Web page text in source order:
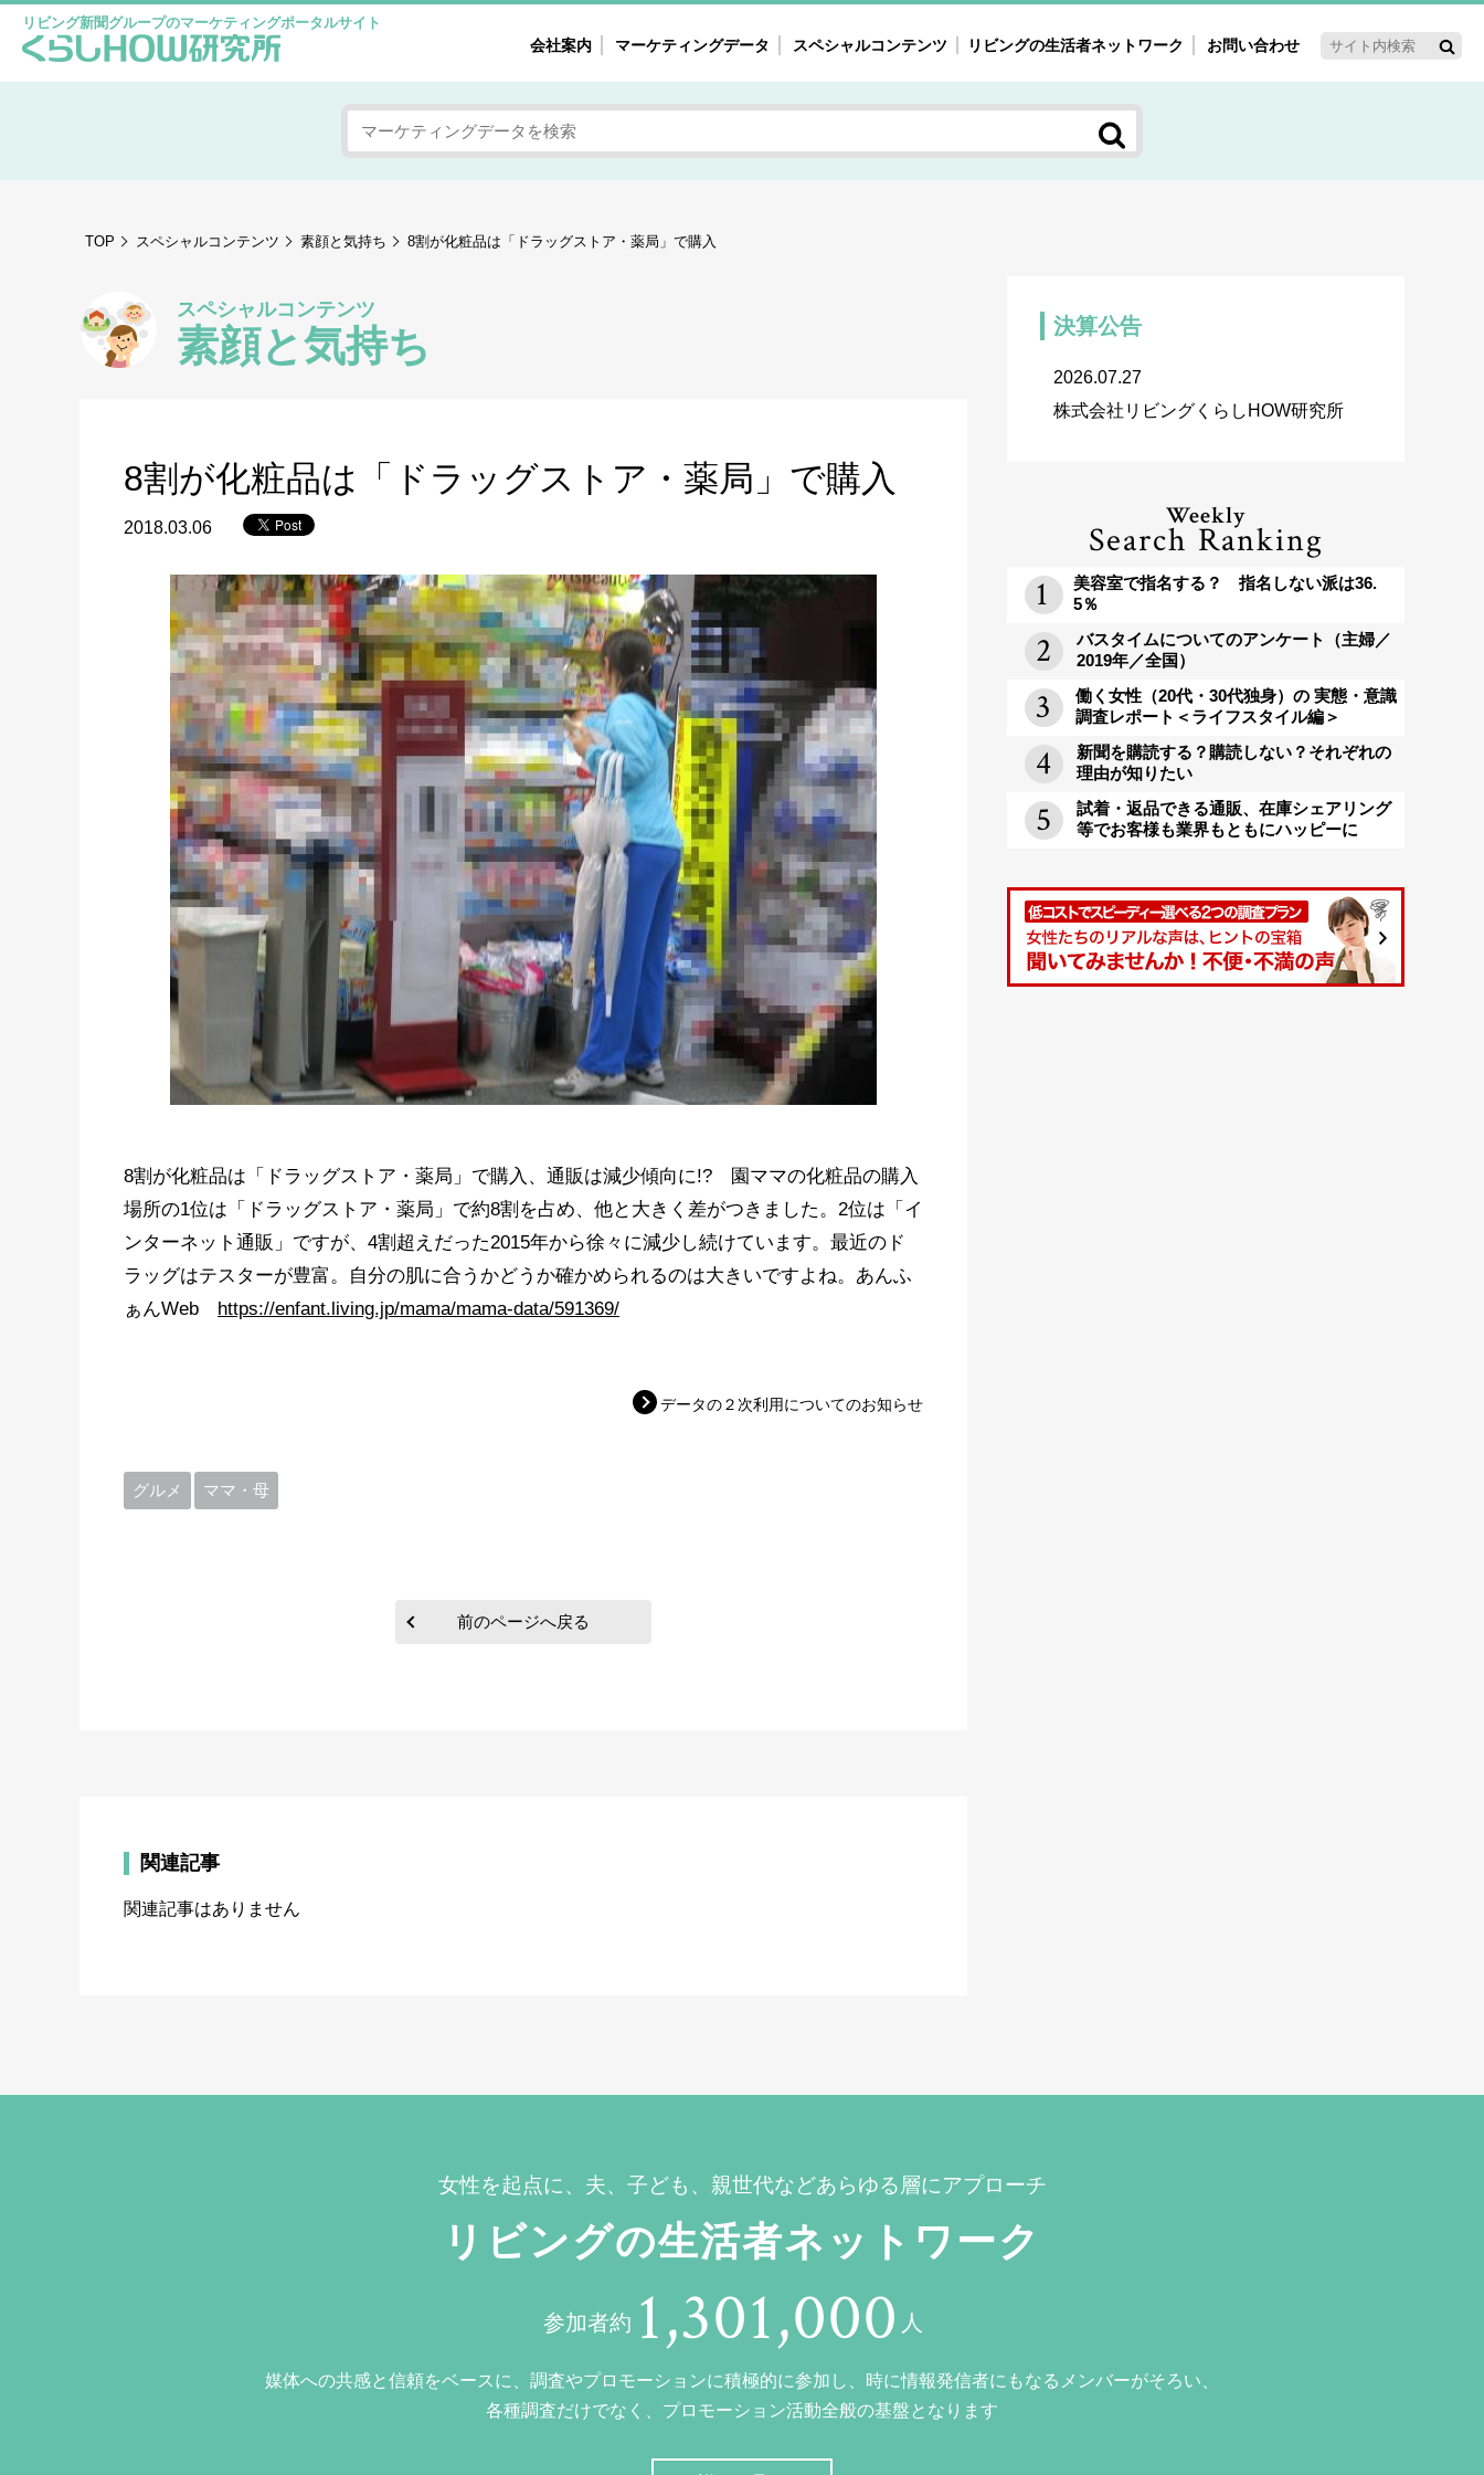
リビング新聞グループのマーケティングポータルサイト
会社案内 マーケティングデータ スペシャルコンテンツ
女性の気持ちと消費がリアルに見える
自主調査レポート
注目ターゲット・重点テーマ
40'ｓ～60'ｓマーケット研究室
リビングの生活者ネットワーク お問い合わせ
TOP スペシャルコンテンツ 素顔と気持ち 8割が化粧品は「ドラッグストア・薬局」で購入
スペシャルコンテンツ
素顔と気持ち
8割が化粧品は「ドラッグストア・薬局」で購入
2018.03.06
8割が化粧品は「ドラッグストア・薬局」で購入、通販は減少傾向に!? 園ママの化粧品の購入
場所の1位は「ドラッグストア・薬局」で約8割を占め、他と大きく差がつきました。2位は「イ
ンターネット通販」ですが、4割超えだった2015年から徐々に減少し続けています。最近のド
ラッグはテスターが豊富。自分の肌に合うかどうか確かめられるのは大きいですよね。あんふ
ぁんWeb https://enfant.living.jp/mama/mama-data/591369/
データの２次利用についてのお知らせ
グルメ ママ・母
前のページへ戻る
関連記事
関連記事はありません
決算公告
2026.07.27
株式会社リビングくらしHOW研究所
Weekly
Search Ranking
美容室で指名する？ 指名しない派は36.
5％
バスタイムについてのアンケート（主婦／
2019年／全国）
働く女性（20代・30代独身）の 実態・意識
調査レポート＜ライフスタイル編＞
新聞を購読する？購読しない？それぞれの
理由が知りたい
試着・返品できる通販、在庫シェアリング
等でお客様も業界もともにハッピーに
女性を起点に、夫、子ども、親世代などあらゆる層にアプローチ
リビングの生活者ネットワーク
参加者約 1,301,000 人
媒体への共感と信頼をベースに、調査やプロモーションに積極的に参加し、時に情報発信者にもなるメンバーがそろい、
各種調査だけでなく、プロモーション活動全般の基盤となります